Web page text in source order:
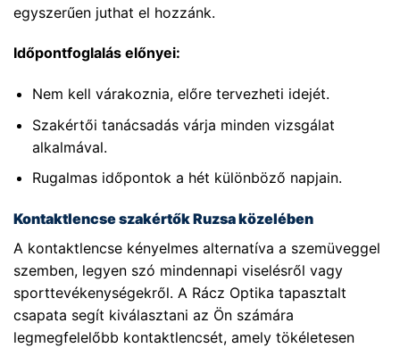
egyszerűen juthat el hozzánk.
Időpontfoglalás előnyei:
Nem kell várakoznia, előre tervezheti idejét.
Szakértői tanácsadás várja minden vizsgálat
alkalmával.
Rugalmas időpontok a hét különböző napjain.
Kontaktlencse szakértők Ruzsa közelében
A kontaktlencse kényelmes alternatíva a szemüveggel
szemben, legyen szó mindennapi viselésről vagy
sporttevékenységekről. A Rácz Optika tapasztalt
csapata segít kiválasztani az Ön számára
legmegfelelőbb kontaktlencsét, amely tökéletesen